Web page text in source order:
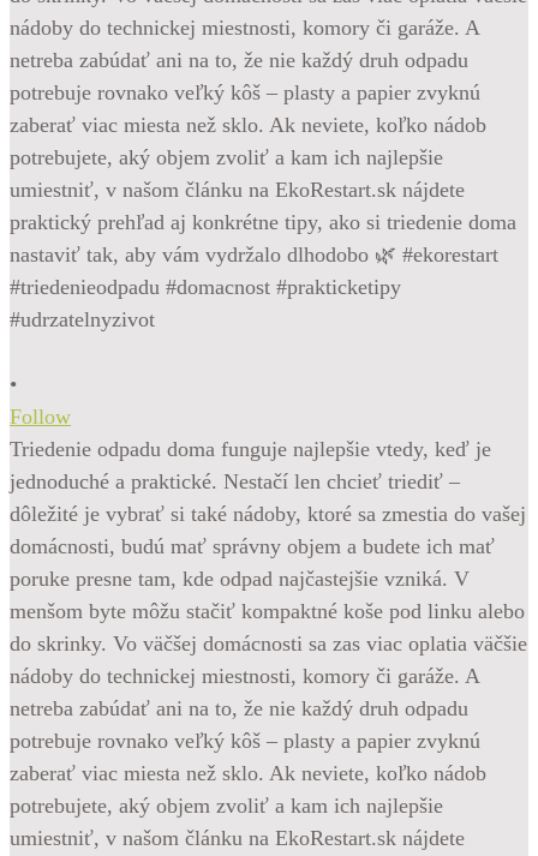
•
Follow
Triedenie odpadu doma funguje najlepšie vtedy, keď je
jednoduché a praktické. Nestačí len chcieť triediť –
dôležité je vybrať si také nádoby, ktoré sa zmestia do vašej
domácnosti, budú mať správny objem a budete ich mať
poruke presne tam, kde odpad najčastejšie vzniká. V
menšom byte môžu stačiť kompaktné koše pod linku alebo
do skrinky. Vo väčšej domácnosti sa zas viac oplatia väčšie
nádoby do technickej miestnosti, komory či garáže. A
netreba zabúdať ani na to, že nie každý druh odpadu
potrebuje rovnako veľký kôš – plasty a papier zvyknú
zaberať viac miesta než sklo. Ak neviete, koľko nádob
potrebujete, aký objem zvoliť a kam ich najlepšie
umiestniť, v našom článku na EkoRestart.sk nájdete